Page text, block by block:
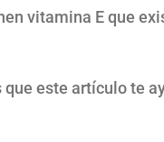
vitamina E que
que este artículo te